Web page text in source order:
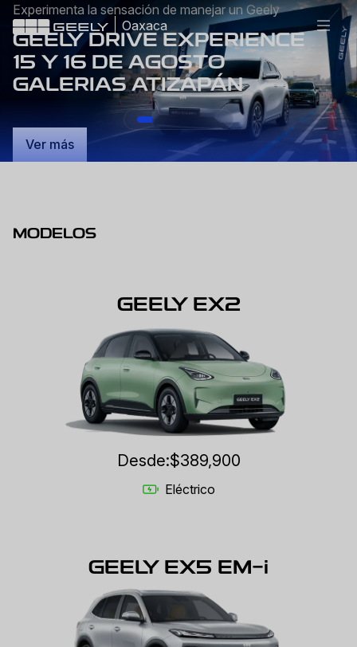
Oaxaca
Experimenta la sensación de manejar un Geely
GEELY DRIVE EXPERIENCE
15 Y 16 DE AGOSTO
GALERIAS ATIZAPÁN
Ver más
MODELOS
GEELY EX2
Desde:$389,900
Eléctrico
GEELY EX5 EM-i